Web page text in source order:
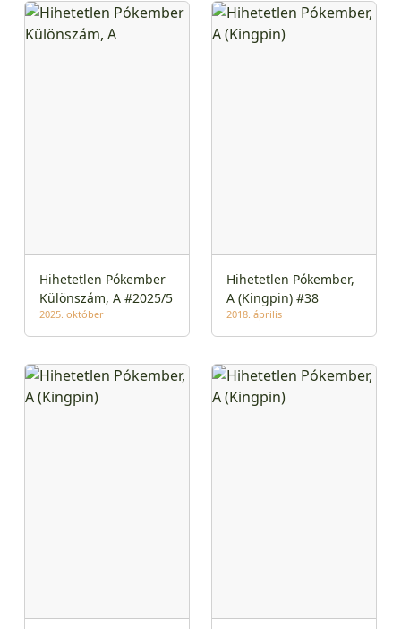
Hihetetlen Pókember
Különszám, A #2025/5
2025. október
Hihetetlen Pókember,
A (Kingpin) #38
2018. április